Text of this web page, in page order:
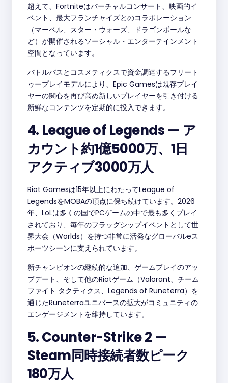
超えて、Fortniteはバーチャルコンサート、映画的イ
ベント、最大フランチャイズとのコラボレーション
（マーベル、スター・ウォーズ、ドラゴンボールな
ど）が開催されるソーシャル・エンターテインメント
空間となっています。
バトルパスとコスメティクスで資金調達するフリート
ゥープレイモデルにより、Epic Gamesは既存プレイ
ヤーの関心を再び高め新しいプレイヤーを引き付ける
新鮮なコンテンツを定期的に投入できます。
4. League of Legends — ア
カウント約1億5000万、1日
アクティブ3000万人
Riot Gamesは15年以上にわたってLeague of
LegendsをMOBAの頂点に保ち続けています。2026
年、LoLは多くの国でPCゲームの中で最も多くプレイ
されており、毎年のフラッグシップイベントとして世
界大会（Worlds）を持つ非常に活発なグローバルeス
ポーツシーンに支えられています。
新チャンピオンの継続的な追加、ゲームプレイのアッ
プデート、そして他のRiotゲーム（Valorant、チーム
ファイト タクティクス、Legends of Runeterra）を
通じたRuneterraユニバースの拡大がコミュニティの
エンゲージメントを維持しています。
5. Counter-Strike 2 —
Steam同時接続者数ピーク
180万人